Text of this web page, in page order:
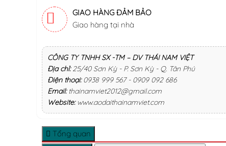
GIAO HÀNG ĐẢM BẢO
Giao hàng tại nhà
CÔNG TY TNHH SX -TM – DV THÁI NAM VIỆT
Địa chỉ:25/40 Sơn Kỳ - P. Sơn Kỳ - Q. Tân Phú
Điện thoại:0938 999 567 - 0909 092 686
Email: thainamviet2012@gmail.com
Website: www.aodaithainamviet.com
Tổng quan